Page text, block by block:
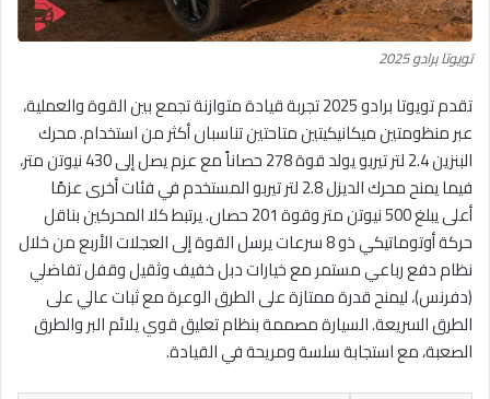
تويوتا برادو 2025
تقدم تويوتا برادو 2025 تجربة قيادة متوازنة تجمع بين القوة والعملية،
عبر منظومتين ميكانيكيتين متاحتين تناسبان أكثر من استخدام. محرك
البنزين 2.4 لتر تيربو يولد قوة 278 حصاناً مع عزم يصل إلى 430 نيوتن متر،
فيما يمنح محرك الديزل 2.8 لتر تيربو المستخدم في فئات أخرى عزمًا
أعلى يبلغ 500 نيوتن متر وقوة 201 حصان. يرتبط كلا المحركين بناقل
حركة أوتوماتيكي ذو 8 سرعات يرسل القوة إلى العجلات الأربع من خلال
نظام دفع رباعي مستمر مع خيارات دبل خفيف وثقيل وقفل تفاضلي
(دفرنس)، ليمنح قدرة ممتازة على الطرق الوعرة مع ثبات عالي على
الطرق السريعة. السيارة مصممة بنظام تعليق قوي يلائم البر والطرق
الصعبة، مع استجابة سلسة ومريحة في القيادة.